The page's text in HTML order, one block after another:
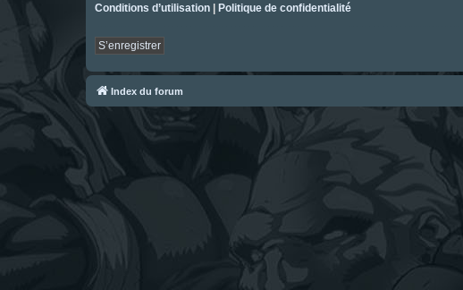
Conditions d’utilisation | Politique de confidentialité
S’enregistrer
Index du forum